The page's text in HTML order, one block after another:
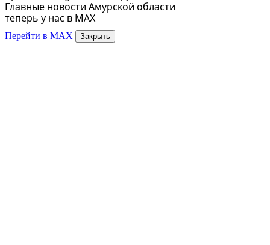
Главные новости Амурской области
теперь у нас в MAX
Перейти в MAX Закрыть